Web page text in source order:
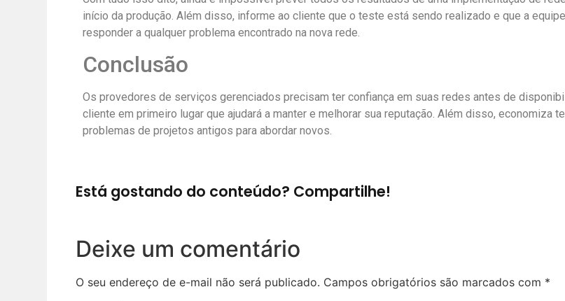
início da produção. Além disso, informe ao cliente que o teste está sendo realizado e que a
responder a qualquer problema encontrado na nova rede.
Conclusão
Os provedores de serviços gerenciados precisam ter confiança em suas redes antes de
cliente em primeiro lugar que ajudará a manter e melhorar sua reputação. Além disso, economiza
problemas de projetos antigos para abordar novos.
Está gostando do conteúdo? Compartilhe!
Deixe um comentário
O seu endereço de e-mail não será publicado. Campos obrigatórios são marcados com *